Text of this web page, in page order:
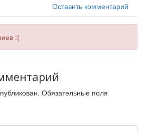
Оставить комментарий
:(
Обязательные поля